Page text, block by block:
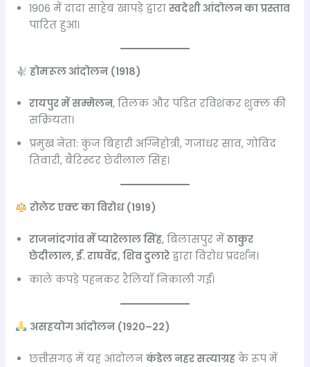
1906 में दादा साहेब खापड़े द्वारास्वदेशी आंदोलन का प्रस्ताव
पारित हुआ।
होमरूल आंदोलन (1918)
रायपुर में सम्मेलन, तिलक और पंडित रविशंकर शुक्ल की
सक्रियता।
प्रमुख नेता: कुंज बिहारी अग्निहोत्री, गजाधर साव, गोविंद
तिवारी, बैरिस्टर छेदीलाल सिंह।
रोलेट एक्ट का विरोध (1919)
राजनांदगांव में प्यारेलाल सिंह, बिलासपुर मेंठाकुर
छेदीलाल, ई. राघवेंद्र, शिव दुलारे द्वारा विरोध प्रदर्शन।
काले कपड़े पहनकर रैलियाँ निकाली गईं।
असहयोग आंदोलन (1920–22)
छत्तीसगढ़ में यह आंदोलनकंडेल नहर सत्याग्रह के रूप में